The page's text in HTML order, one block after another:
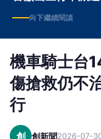
警籲山區行車減
向下繼續閱讀
機車騎士台